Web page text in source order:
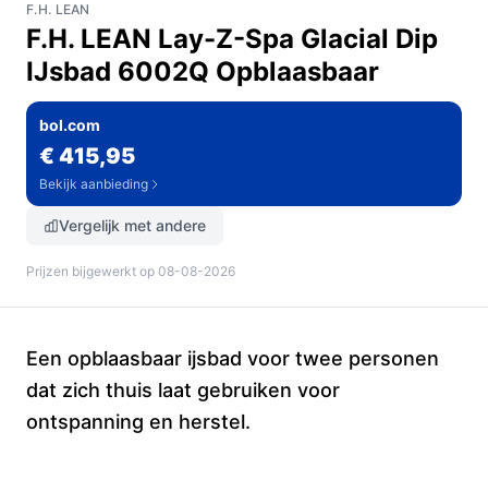
F.H. LEAN
F.H. LEAN Lay-Z-Spa Glacial Dip
IJsbad 6002Q Opblaasbaar
bol.com
€ 415,95
Bekijk aanbieding
Vergelijk met andere
Prijzen bijgewerkt op 08-08-2026
Een opblaasbaar ijsbad voor twee personen
dat zich thuis laat gebruiken voor
ontspanning en herstel.